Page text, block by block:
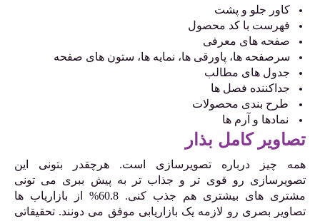
کاور جلو و پشت
فهرست با کد محصول
صفحه های معرفی
سرصفحه ها، پاورقی ها، نمایه ها، ستون های صفحه
جدول های مطالب
جداکننده فصل ها
طرح بندی محصولات
نمادها و آرم ها
تصاویر کامل بذار
همه چیز درباره تصویرسازی است. هرچقدر بتونی این
تصویرسازی رو قوی تر و جذاب تر به پیش ببری می تونی
مشتری های بیشتری هم جذب کنی. 60.8% از بازاریاب ها
تصاویر بصری رو لازمه یک بازاریابی موفق می دونند. تحقیقاتی